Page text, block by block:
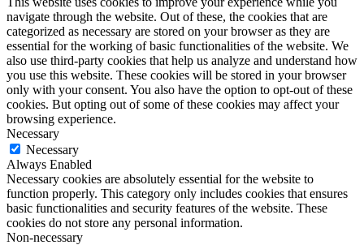
navigate through the website. Out of these, the cookies that are
categorized as necessary are stored on your browser as they are
essential for the working of basic functionalities of the website. We
also use third-party cookies that help us analyze and understand how
you use this website. These cookies will be stored in your browser
only with your consent. You also have the option to opt-out of these
cookies. But opting out of some of these cookies may affect your
browsing experience.
Necessary
Necessary
Always Enabled
Necessary cookies are absolutely essential for the website to
function properly. This category only includes cookies that ensures
basic functionalities and security features of the website. These
cookies do not store any personal information.
Non-necessary